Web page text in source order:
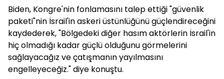
Biden, Kongre'nin fonlamasını talep ettiği "güvenlik
paketi"nin İsrail'in askeri üstünlüğünü güçlendireceğini
kaydederek, "Bölgedeki diğer hasım aktörlerin İsrail'in
hiç olmadığı kadar güçlü olduğunu görmelerini
sağlayacağız ve çatışmanın yayılmasını
engelleyeceğiz." diye konuştu.